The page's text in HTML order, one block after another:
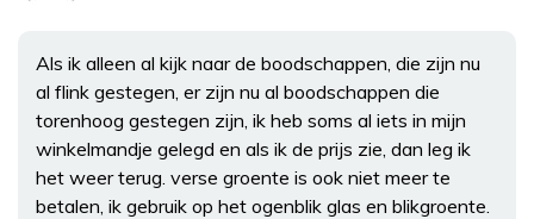
Als ik alleen al kijk naar de boodschappen, die zijn nu
al flink gestegen, er zijn nu al boodschappen die
torenhoog gestegen zijn, ik heb soms al iets in mijn
winkelmandje gelegd en als ik de prijs zie, dan leg ik
het weer terug. verse groente is ook niet meer te
betalen, ik gebruik op het ogenblik glas en blikgroente.